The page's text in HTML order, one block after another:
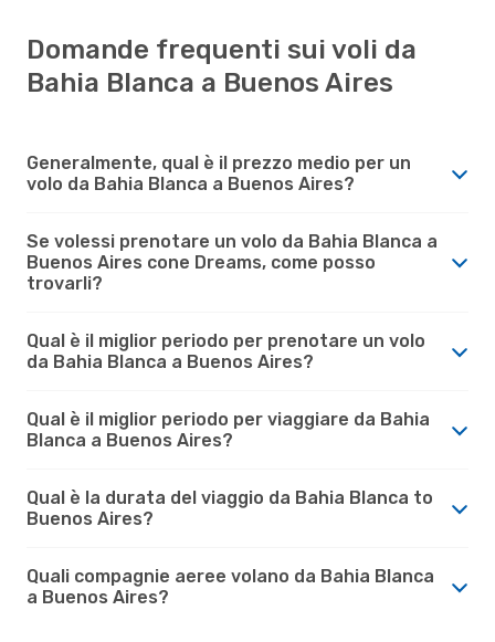
Domande frequenti sui voli da
Bahia Blanca a Buenos Aires
Generalmente, qual è il prezzo medio per un
volo da Bahia Blanca a Buenos Aires?
Se volessi prenotare un volo da Bahia Blanca a
Buenos Aires cone Dreams, come posso
trovarli?
Qual è il miglior periodo per prenotare un volo
da Bahia Blanca a Buenos Aires?
Qual è il miglior periodo per viaggiare da Bahia
Blanca a Buenos Aires?
Qual è la durata del viaggio da Bahia Blanca to
Buenos Aires?
Quali compagnie aeree volano da Bahia Blanca
a Buenos Aires?